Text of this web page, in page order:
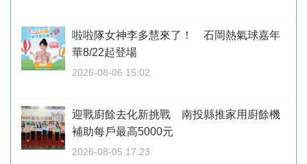
啦啦隊女神李多慧來了！ 石岡熱氣球嘉年
華8/22起登場
2026-08-06 15:02
迎戰廚餘去化新挑戰 南投縣推家用廚餘機
補助每戶最高5000元
2026-08-05 17:23